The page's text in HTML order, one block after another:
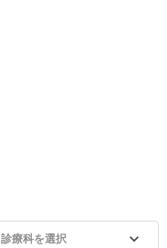
診療科を選択